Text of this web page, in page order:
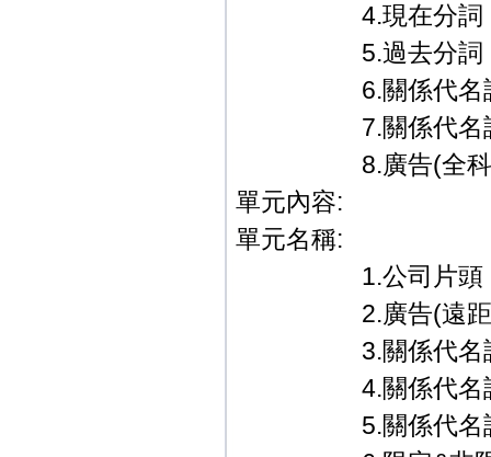
4.現在分詞
5.過去分詞
6.關係代名詞
7.關係代名詞
8.廣告(全科教
單元內容:
單元名稱:
1.公司片頭．
2.廣告(遠距教
3.關係代名詞─
4.關係代名詞
5.關係代名詞